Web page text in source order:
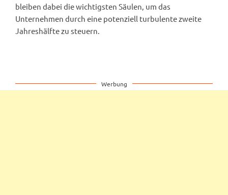
bleiben dabei die wichtigsten Säulen, um das
Unternehmen durch eine potenziell turbulente zweite
Jahreshälfte zu steuern.
Werbung